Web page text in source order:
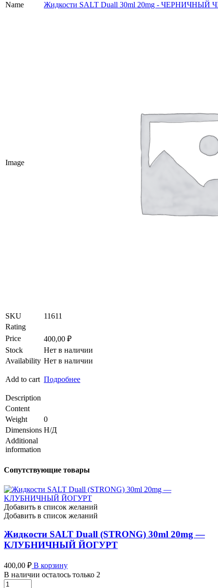
Name Жидкости SALT Duall 30ml 20mg - ЧЕРНИЧНЫЙ
Image
SKU
11611
Rating
Price
400,00 ₽
Stock
Нет в наличии
Availability Нет в наличии
Add to cart Подробнее
Description
Content
Weight
0
Dimensions Н/Д
Additional
information
Сопутствующие товары
Добавить в список желаний
Добавить в список желаний
Жидкости SALT Duall (STRONG) 30ml 20mg —
КЛУБНИЧНЫЙ ЙОГУРТ
400,00 ₽ В корзину
В наличии осталось только 2
Жидкости